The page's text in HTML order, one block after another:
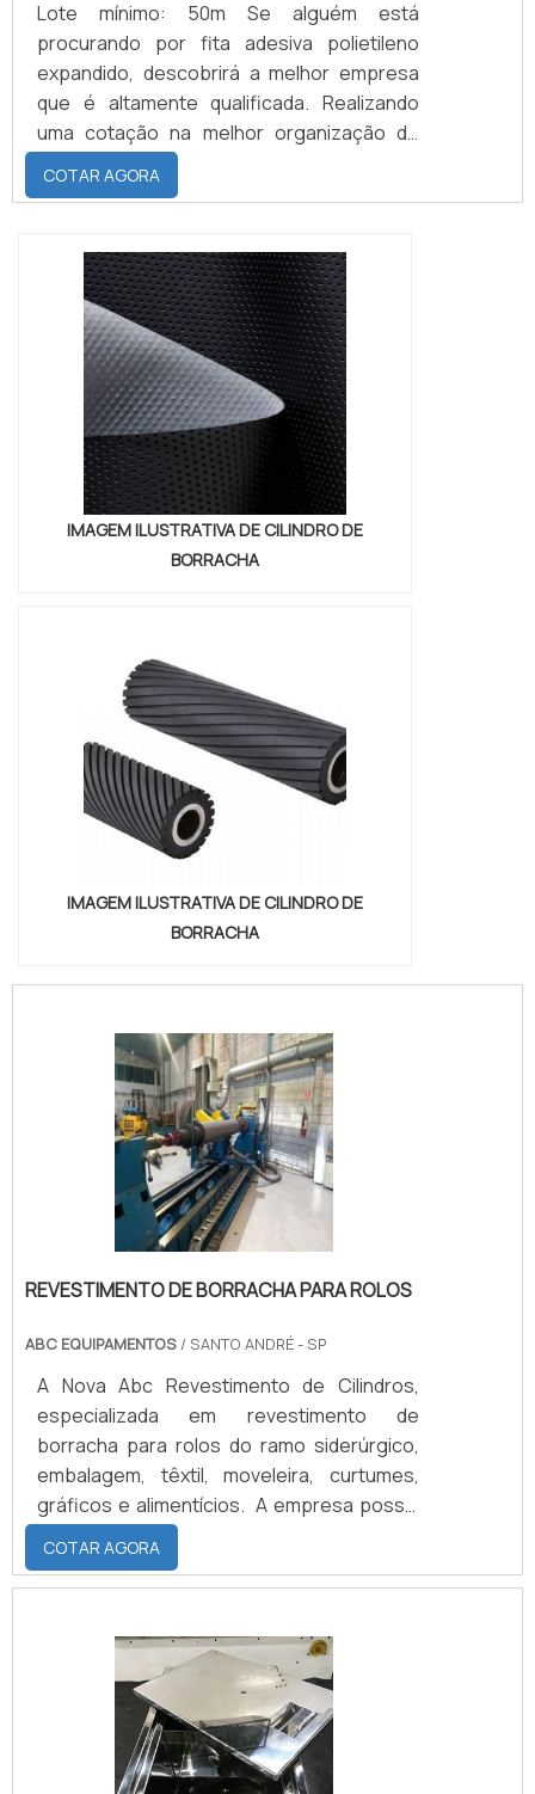
Lote mínimo: 50m Se alguém está
procurando por fita adesiva polietileno
expandido, descobrirá a melhor empresa
que é altamente qualificada. Realizando
uma cotação na melhor organização do
ramo e descobrindo a maior referência de
qualidade da área de atuação.Quando o
com os colaboradores da Brasil Vedação
poderá encontrar excelente custo-
benefício com cores sólidas e duráveis,
que não desbotam o...
COTAR AGORA
IMAGEM ILUSTRATIVA DE CILINDRO DE
BORRACHA
IMAGEM ILUSTRATIVA DE CILINDRO DE
BORRACHA
REVESTIMENTO DE BORRACHA PARA ROLOS
ABC EQUIPAMENTOS / SANTO ANDRÉ - SP
A Nova Abc Revestimento de Cilindros,
especializada em revestimento de
borracha para rolos do ramo siderúrgico,
embalagem, têxtil, moveleira, curtumes,
gráficos e alimentícios. A empresa possui
infraestrutura para produzir eixos de 5000
milímetros de comprimento e 1000
milímetros de diâmetro.CONFECÇÃO DOS
materiais podem ser confeccionados em
cinco tipos de elastômeros: borracha
natural, EPDM, Neoprene, Nitrilica e Silicone,
cada um com características distintas e
tipos de resistência diferentes, por esse
COTAR AGORA